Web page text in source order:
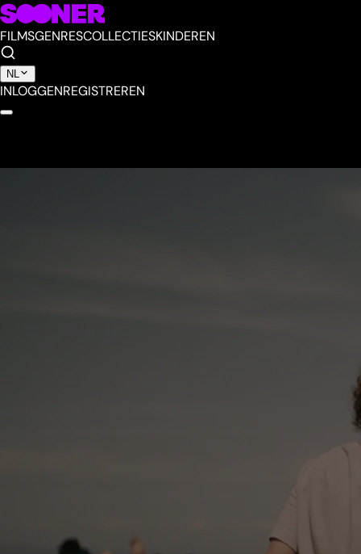
FILMSGENRESCOLLECTIESKINDEREN
NL
INLOGGENREGISTREREN